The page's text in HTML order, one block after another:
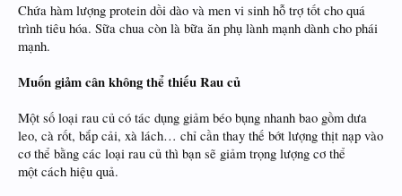
Chứa hàm lượng protein dồi dào và men vi sinh hỗ trợ tốt cho quá
trình tiêu hóa. Sữa chua còn là bữa ăn phụ lành mạnh dành cho phái
mạnh.
Muốn giảm cân không thể thiếu Rau củ
Một số loại rau củ có tác dụng giảm béo bụng nhanh bao gồm dưa
leo, cà rốt, bắp cải, xà lách… chỉ cần thay thế bớt lượng thịt nạp vào
cơ thể bằng các loại rau củ thì bạn sẽ giảm trọng lượng cơ thể
một cách hiệu quả.